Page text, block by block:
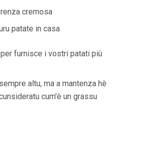
cremosa
patate in casa
furnisce i vostri patati più
altu, ma a mantenza hè
cum'è un grassu